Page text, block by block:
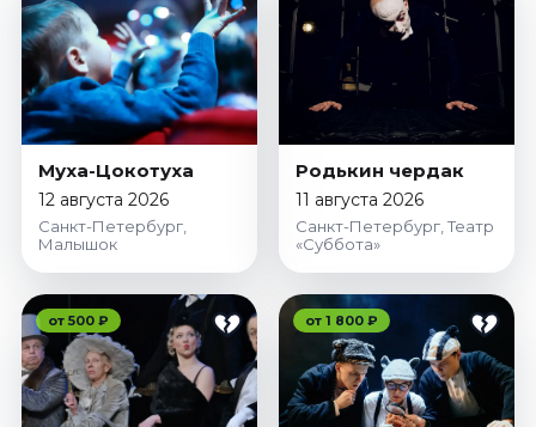
Муха-Цокотуха
12 августа 2026
Санкт-Петербург,
Малышок
Родькин чердак
11 августа 2026
Санкт-Петербург, Театр
«Суббота»
от 500 ₽ от 1 800 ₽